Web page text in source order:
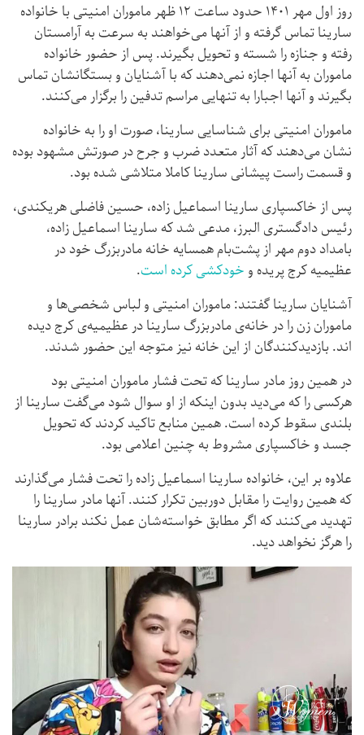
روز اول مهر ۱۴۰۱ حدود ساعت ۱۲ ظهر ماموران امنیتی با خانواده
سارینا تماس گرفته و از آنها می‌خواهند به سرعت به آرامستان
رفته و جنازه را شسته و تحویل بگیرند. پس از حضور خانواده
ماموران به آنها اجازه نمی‌دهند که با آشنایان و بستگانشان تماس
بگیرند و آنها اجبارا به تنهایی مراسم تدفین را برگزار می‌کنند.
ماموران امنیتی برای شناسایی سارینا، صورت او را به خانواده
نشان می‌دهند که آثار متعدد ضرب و جرح در صورتش مشهود بوده
و قسمت راست پیشانی سارینا کاملا متلاشی شده بود.
پس از خاکسپاری سارینا اسماعیل زاده، حسین فاضلی هریکندی،
رئیس دادگستری البرز، مدعی شد که سارینا اسماعیل زاده،
بامداد دوم مهر از پشت‌بام همسایه خانه مادربزرگ خود در
عظیمیه کرج پریده وخودکشی کرده است.
آشنایان سارینا گفتند: ماموران امنیتی و لباس شخصی‌ها و
ماموران زن را در خانه‌ی مادربزرگ سارینا در عظیمیه‌ی کرج دیده
‌اند. بازدیدکنندگان از این خانه نیز متوجه این حضور شدند.
در همین روز مادر سارینا که تحت فشار ماموران امنیتی بود
هرکسی را که می‌دید بدون اینکه از او سوال شود می‌گفت سارینا از
بلندی سقوط کرده است. همین منابع تاکید کردند که تحویل
جسد و خاکسپاری مشروط به چنین اعلامی بود.
علاوه بر این، خانواده سارینا اسماعیل زاده را تحت فشار می‌گذارند
که همین روایت را مقابل دوربین تکرار کنند. آنها مادر سارینا را
تهدید می‌کنند که اگر مطابق خواسته‌شان عمل نکند برادر سارینا
را هرگز نخواهد دید.